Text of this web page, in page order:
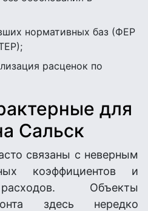
нормативных баз (ФЕР
расценок по
для
Сальск
связаны с неверным
коэффициентов и
Объекты
здесь нередко